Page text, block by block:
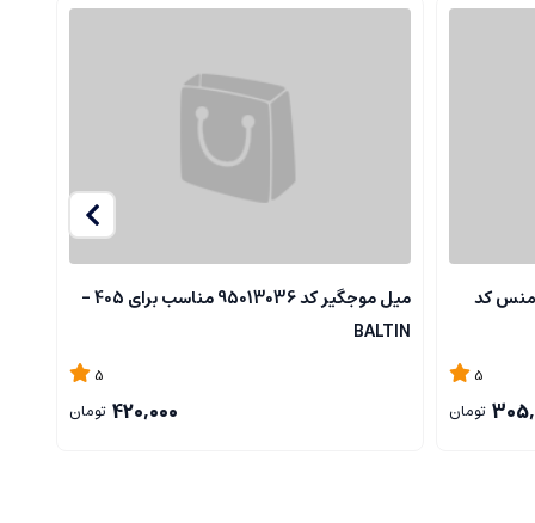
کد
5
تومان
میل موجگیر کد 95013036 مناسب برای 405 -
BALTIN
5
420,000 تومان